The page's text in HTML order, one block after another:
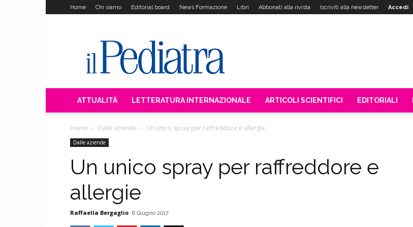
Home Chi siamo Editorial board News Formazione Libri Abbonati alla rivista Iscriviti alla newsletter Accedi
Pediatra
ATTUALITÀ LETTERATURA INTERNAZIONALE ARTICOLI SCIENTIFICI EDITORIALI
Home Dalle aziende Un unico spray per raffreddore e allergie
Dalle aziende
Un unico spray per raffreddore e
allergie
Raffaella Bergaglio 6 Giugno 2017